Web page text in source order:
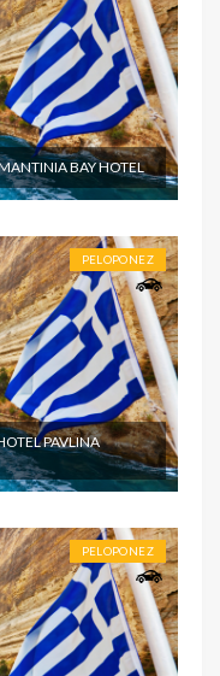
BAY HOTEL
PELOPONEZ
PAVLINA
PELOPONEZ